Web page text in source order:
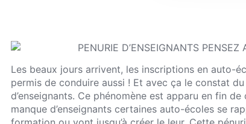
Les beaux jours arrivent, les inscriptions en auto-
permis de conduire aussi ! Et avec ça le constat
d’enseignants. Ce phénomène est apparu en fin
manque d’enseignants certaines auto-écoles se